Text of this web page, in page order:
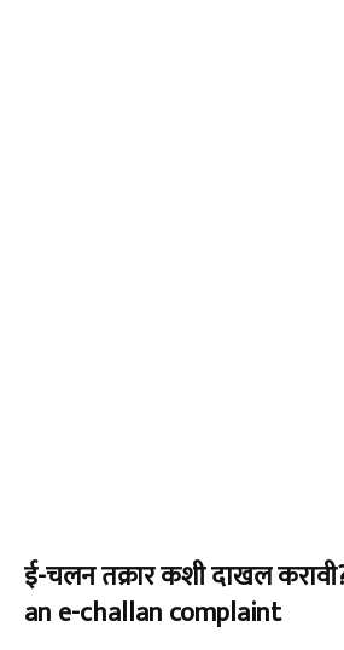
ई-चलन तक्रार कशी दाखल
an e-challan complaint